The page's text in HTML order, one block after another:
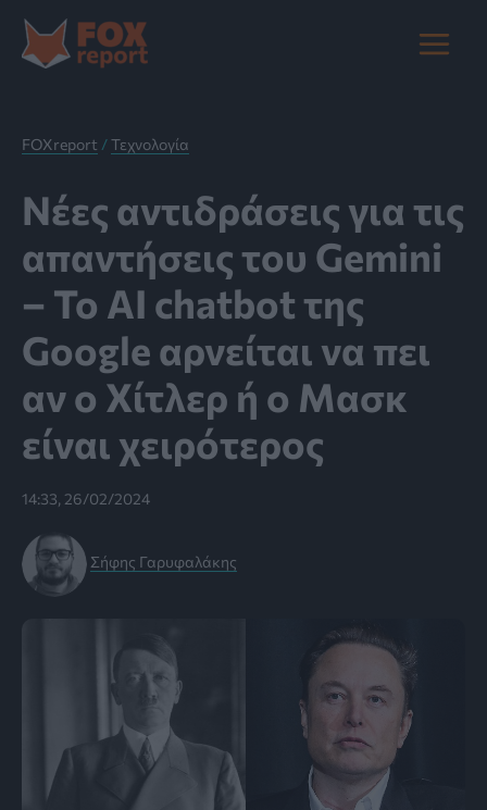
στο
περιεχόμενο
Main
FOXreport /Τεχνολογία
Νέες αντιδράσεις για τις
απαντήσεις του Gemini
– Το AI chatbot της
Google αρνείται να πει
αν ο Χίτλερ ή ο Μασκ
είναι χειρότερος
14:33, 26/02/2024
Σήφης Γαρυφαλάκης